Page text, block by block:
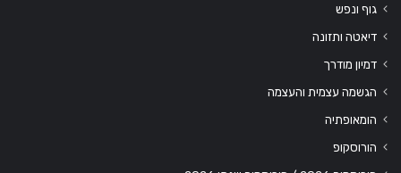
גוף ונפש
דיאטה ותזונה
דמיון מודרך
הגשמה עצמית והעצמה
הומאופתיה
הורוסקופ